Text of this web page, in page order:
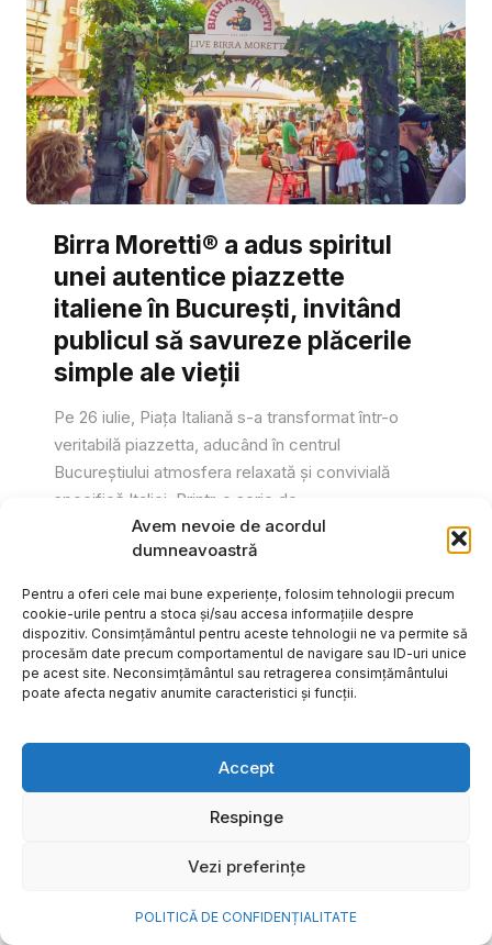
Avem nevoie de acordul
dumneavoastră
Pentru a oferi cele mai bune experiențe, folosim tehnologii precum
cookie-urile pentru a stoca și/sau accesa informațiile despre
dispozitiv. Consimțământul pentru aceste tehnologii ne va permite să
procesăm date precum comportamentul de navigare sau ID-uri unice
pe acest site. Neconsimțământul sau retragerea consimțământului
poate afecta negativ anumite caracteristici și funcții.
Accept
Respinge
Vezi preferințe
POLITICĂ DE CONFIDENȚIALITATE
Birra Moretti® a adus spiritul
unei autentice piazzette
italiene în București, invitând
publicul să savureze plăcerile
simple ale vieții
Pe 26 iulie, Piața Italiană s-a transformat într-o
veritabilă piazzetta, aducând în centrul
Bucureștiului atmosfera relaxată și convivială
specifică Italiei. Printr-o serie de...
Gabriel Barliga
frumoase amintiri ale verii într-